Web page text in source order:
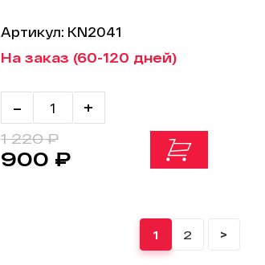
Артикул: KN2041
На заказ (60-120 дней)
- +
900 ₽
1 220 ₽
1 2